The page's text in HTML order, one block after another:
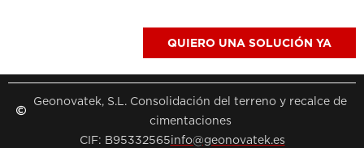
QUIERO UNA SOLUCIÓN YA
Geonovatek, S.L. Consolidación del terreno y recalce de
cimentaciones
CIF: B95332565info@geonovatek.es